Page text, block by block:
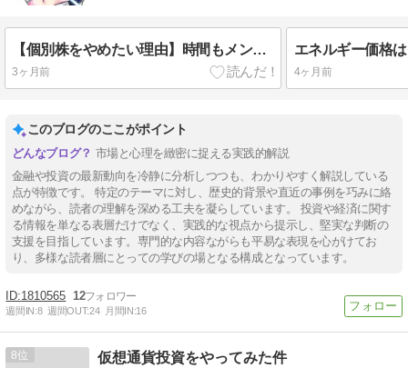
【個別株をやめたい理由】時間もメンタルも奪われる投資スタイルから距離を置くまでの話
3ヶ月前 4ヶ月前
このブログのここがポイント
市場と心理を緻密に捉える実践的解説
金融や投資の最新動向を冷静に分析しつつも、わかりやすく解説している
点が特徴です。 特定のテーマに対し、歴史的背景や直近の事例を巧みに絡
めながら、読者の理解を深める工夫を凝らしています。 投資や経済に関す
る情報を単なる表層だけでなく、実践的な視点から提示し、堅実な判断の
支援を目指しています。専門的な内容ながらも平易な表現を心がけてお
り、多様な読者層にとっての学びの場となる構成となっています。
1810565 12
週間IN:8 週間OUT:24 月間IN:16
8 仮想通貨投資をやってみた件